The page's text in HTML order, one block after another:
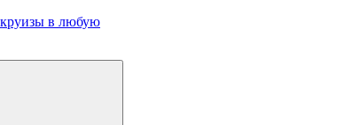
отдых, где провести отпуск. Горящие туры, путёвки в